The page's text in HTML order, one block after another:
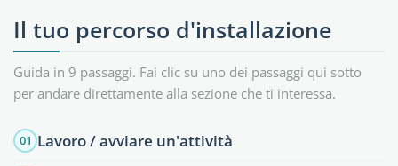
Il tuo percorso d'installazione
Guida in 9 passaggi. Fai clic su uno dei passaggi qui sotto
per andare direttamente alla sezione che ti interessa.
01 Lavoro / avviare un'attività